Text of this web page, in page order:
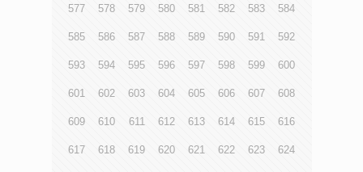
577 578 579 580 581 582 583 584
585 586 587 588 589 590 591 592
593 594 595 596 597 598 599 600
601 602 603 604 605 606 607 608
609 610 611 612 613 614 615 616
617 618 619 620 621 622 623 624